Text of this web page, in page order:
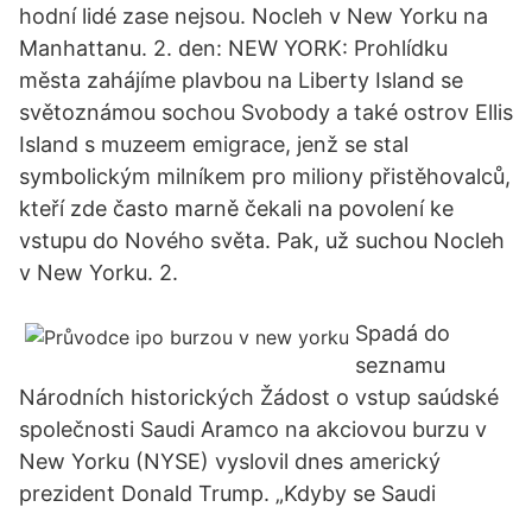
hodní lidé zase nejsou. Nocleh v New Yorku na
Manhattanu. 2. den: NEW YORK: Prohlídku
města zahájíme plavbou na Liberty Island se
světoznámou sochou Svobody a také ostrov Ellis
Island s muzeem emigrace, jenž se stal
symbolickým milníkem pro miliony přistěhovalců,
kteří zde často marně čekali na povolení ke
vstupu do Nového světa. Pak, už suchou Nocleh
v New Yorku. 2.
Spadá do
seznamu
Národních historických Žádost o vstup saúdské
společnosti Saudi Aramco na akciovou burzu v
New Yorku (NYSE) vyslovil dnes americký
prezident Donald Trump. „Kdyby se Saudi